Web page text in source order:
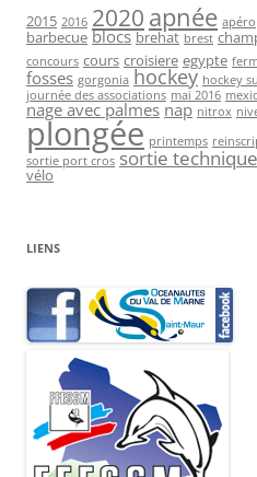
2015 2016 2020 apnée apéro
barbecue blocs brehat brest
concours cours croisiere egypte
fosses gorgonia hockey hockey
journée des associations mai 2016
nage avec palmes nap nitrox
plongée printemps
sortie port cros sortie technique
vélo
LIENS